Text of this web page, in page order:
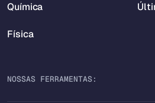
Química
Física
NOSSAS FERRAMENTAS: